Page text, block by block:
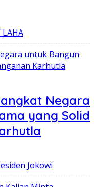
LAHA
Negara
yang Solid
Jokowi